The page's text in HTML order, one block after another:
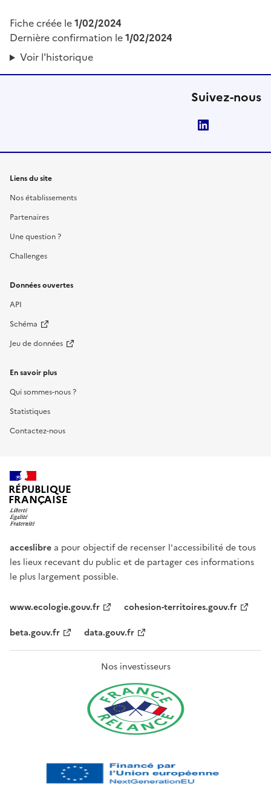
Fiche créée le1/02/2024
Dernière confirmation le1/02/2024
Voir l'historique
Suivez-nous
Liens du site
Nos établissements
Partenaires
Une question ?
Challenges
Données ouvertes
API
Schéma
Jeu de données
En savoir plus
Qui sommes-nous ?
Statistiques
Contactez-nous
RÉPUBLIQUE
FRANÇAISE
acceslibre a pour objectif de recenser l'accessibilité de tous
les lieux recevant du public et de partager ces informations
le plus largement possible.
www.ecologie.gouv.fr
cohesion-territoires.gouv.fr
beta.gouv.fr
data.gouv.fr
Nos investisseurs